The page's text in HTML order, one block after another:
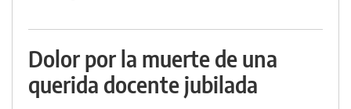
Dolor por la muerte de una
querida docente jubilada